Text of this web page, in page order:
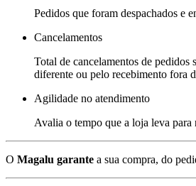
Pedidos que foram despachados e
Cancelamentos
Total de cancelamentos de
diferente ou pelo recebimento fora
Agilidade no atendimento
Avalia o tempo que a loja leva para
O Magalu garante a sua compra, do